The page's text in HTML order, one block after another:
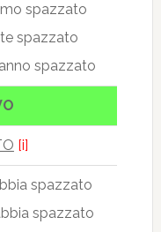
spazzato
spazzato
spazzato
[i]
spazzato
spazzato